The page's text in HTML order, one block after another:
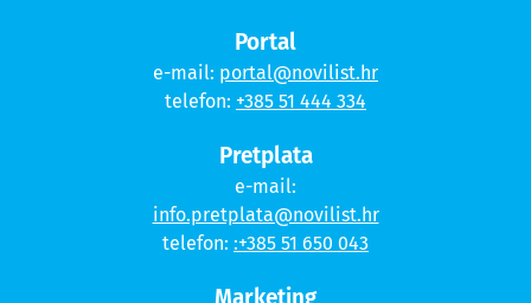
Portal
e-mail: portal@novilist.hr
telefon: +385 51 444 334
Pretplata
e-mail:
info.pretplata@novilist.hr
telefon: :+385 51 650 043